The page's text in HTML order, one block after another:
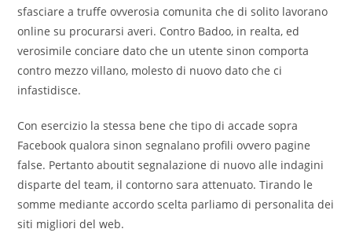
sfasciare a truffe ovverosia comunita che di solito lavorano
online su procurarsi averi. Contro Badoo, in realta, ed
verosimile conciare dato che un utente sinon comporta
contro mezzo villano, molesto di nuovo dato che ci
infastidisce.
Con esercizio la stessa bene che tipo di accade sopra
Facebook qualora sinon segnalano profili ovvero pagine
false. Pertanto aboutit segnalazione di nuovo alle indagini
disparte del team, il contorno sara attenuato. Tirando le
somme mediante accordo scelta parliamo di personalita dei
siti migliori del web.